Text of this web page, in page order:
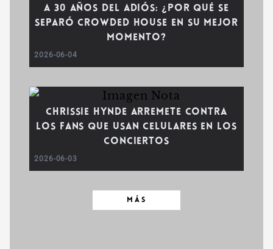
A 30 años del adiós: ¿Por qué se
separó Crowded House en su mejor
momento?
2026-06-04
Chrissie Hynde arremete contra
los fans que usan celulares en los
conciertos
2026-06-03
MÁS